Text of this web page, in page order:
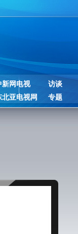
新网电视
访谈
北亚电视网
专题